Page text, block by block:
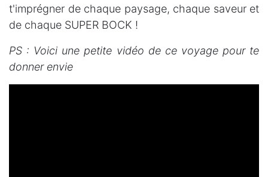
t'imprégner de chaque paysage, chaque saveur et
de chaque SUPER BOCK !
PS : Voici une petite vidéo de ce voyage pour te
donner envie